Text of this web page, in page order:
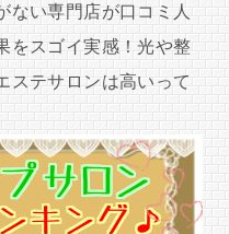
ない専門店が口コミ人
をスゴイ実感！光や整
ステサロンは高いって